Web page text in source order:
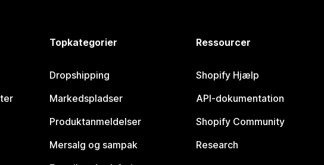
Topkategorier
Dropshipping
Markedspladser
Produktanmeldelser
Mersalg og sampak
Ressourcer
Shopify Hjælp
API-dokumentation
Shopify Community
Research